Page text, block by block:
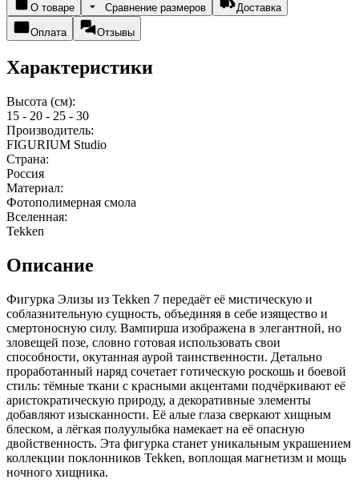
О товаре Сравнение размеров Доставка
Оплата Отзывы
Характеристики
Высота (см):
15 - 20 - 25 - 30
Производитель:
FIGURIUM Studio
Страна:
Россия
Материал:
Фотополимерная смола
Вселенная:
Tekken
Описание
Фигурка Элизы из Tekken 7 передаёт её мистическую и
соблазнительную сущность, объединяя в себе изящество и
смертоносную силу. Вампирша изображена в элегантной, но
зловещей позе, словно готовая использовать свои
способности, окутанная аурой таинственности. Детально
проработанный наряд сочетает готическую роскошь и боевой
стиль: тёмные ткани с красными акцентами подчёркивают её
аристократическую природу, а декоративные элементы
добавляют изысканности. Её алые глаза сверкают хищным
блеском, а лёгкая полуулыбка намекает на её опасную
двойственность. Эта фигурка станет уникальным украшением
коллекции поклонников Tekken, воплощая магнетизм и мощь
ночного хищника.